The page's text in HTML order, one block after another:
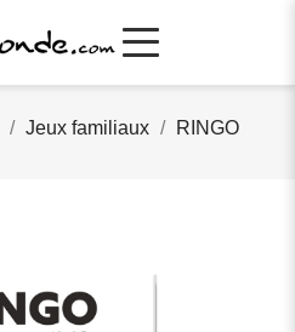
Jeux familiaux RINGO